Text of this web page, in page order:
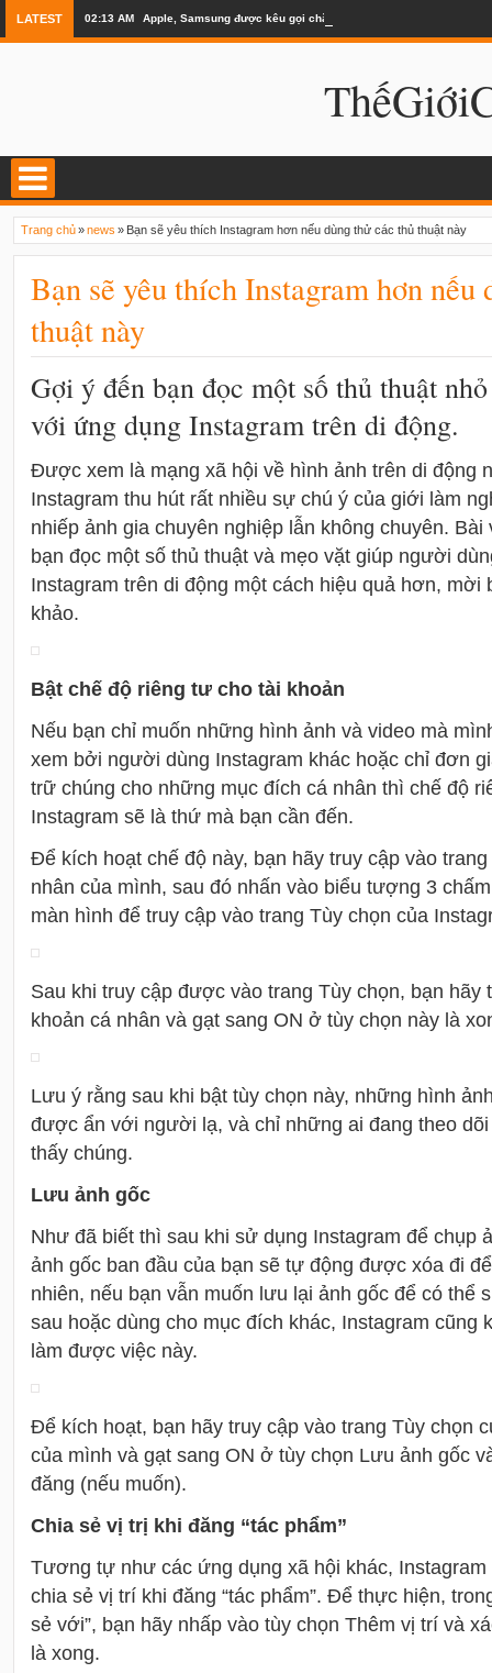
LATEST 02:13 AM Apple, Samsung được kêu gọi chặn ứng dụng khi lái xe
Trang chủ»news » Bạn sẽ yêu thích Instagram hơn nếu dùng thử các thủ thuật này
Bạn sẽ yêu thích Instagram hơn nếu
thuật này
Gợi ý đến bạn đọc một số thủ thuật
với ứng dụng Instagram trên di động.
Được xem là mạng xã hội về hình ảnh trên di động
Instagram thu hút rất nhiều sự chú ý của giới làm
nhiếp ảnh gia chuyên nghiệp lẫn không chuyên.
bạn đọc một số thủ thuật và mẹo vặt giúp người
Instagram trên di động một cách hiệu quả hơn, mời
khảo.
Bật chế độ riêng tư cho tài khoản
Nếu bạn chỉ muốn những hình ảnh và video mà
xem bởi người dùng Instagram khác hoặc chỉ đơn
trữ chúng cho những mục đích cá nhân thì chế độ
Instagram sẽ là thứ mà bạn cần đến.
Để kích hoạt chế độ này, bạn hãy truy cập vào
nhân của mình, sau đó nhấn vào biểu tượng 3
màn hình để truy cập vào trang Tùy chọn của
Sau khi truy cập được vào trang Tùy chọn, bạn hãy
khoản cá nhân và gạt sang ON ở tùy chọn này là
Lưu ý rằng sau khi bật tùy chọn này, những hình
được ẩn với người lạ, và chỉ những ai đang theo
thấy chúng.
Lưu ảnh gốc
Như đã biết thì sau khi sử dụng Instagram để chụp
ảnh gốc ban đầu của bạn sẽ tự động được xóa đi
nhiên, nếu bạn vẫn muốn lưu lại ảnh gốc để có thể
sau hoặc dùng cho mục đích khác, Instagram cũng
làm được việc này.
Để kích hoạt, bạn hãy truy cập vào trang Tùy chọn
của mình và gạt sang ON ở tùy chọn Lưu ảnh gốc
đăng (nếu muốn).
Chia sẻ vị trị khi đăng “tác phẩm”
Tương tự như các ứng dụng xã hội khác,
chia sẻ vị trí khi đăng “tác phẩm”. Để thực hiện,
sẻ với”, bạn hãy nhấp vào tùy chọn Thêm vị trí và
là xong.